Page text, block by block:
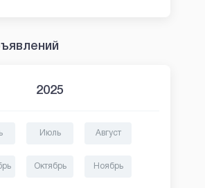
2025
Июль Август
Октябрь Ноябрь